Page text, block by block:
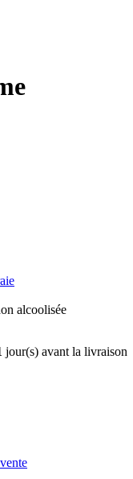
alcoolisée
jour(s) avant la livraison